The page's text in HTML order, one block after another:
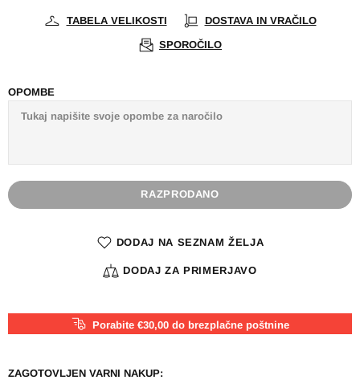
TABELA VELIKOSTI
DOSTAVA IN VRAČILO
SPOROČILO
OPOMBE
RAZPRODANO
DODAJ NA SEZNAM ŽELJA
DODAJ ZA PRIMERJAVO
Porabite €30,00 do brezplačne poštnine
ZAGOTOVLJEN VARNI NAKUP: